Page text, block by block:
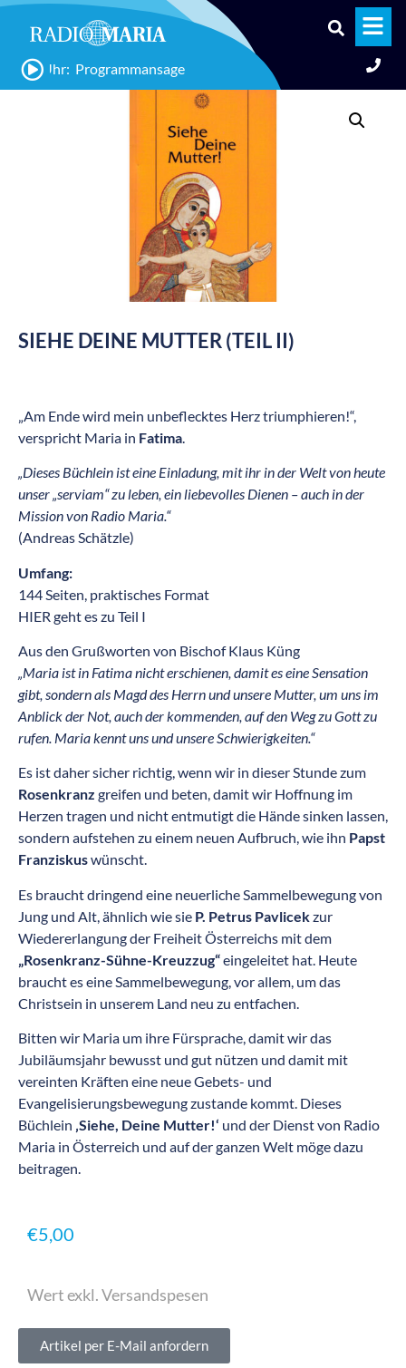
Uhr: Programmansage
SIEHE DEINE MUTTER (TEIL II)
„Am Ende wird mein unbeflecktes Herz triumphieren!“,
verspricht Maria in Fatima.
„Dieses Büchlein ist eine Einladung, mit ihr in der Welt von heute
unser „serviam“ zu leben, ein liebevolles Dienen – auch in der
Mission von Radio Maria.“
(Andreas Schätzle)
Umfang:
144 Seiten, praktisches Format
HIER geht es zu Teil I
Aus den Grußworten von Bischof Klaus Küng
„Maria ist in Fatima nicht erschienen, damit es eine Sensation
gibt, sondern als Magd des Herrn und unsere Mutter, um uns im
Anblick der Not, auch der kommenden, auf den Weg zu Gott zu
rufen. Maria kennt uns und unsere Schwierigkeiten.“
Es ist daher sicher richtig, wenn wir in dieser Stunde zum
Rosenkranz greifen und beten, damit wir Hoffnung im
Herzen tragen und nicht entmutigt die Hände sinken lassen,
sondern aufstehen zu einem neuen Aufbruch, wie ihn Papst
Franziskuswünscht.
Es braucht dringend eine neuerliche Sammelbewegung von
Jung und Alt, ähnlich wie sie P. Petrus Pavlicekzur
Wiedererlangung der Freiheit Österreichs mit dem
„Rosenkranz-Sühne-Kreuzzug“eingeleitet hat. Heute
braucht es eine Sammelbewegung, vor allem, um das
Christsein in unserem Land neu zu entfachen.
Bitten wir Maria um ihre Fürsprache, damit wir das
Jubiläumsjahr bewusst und gut nützen und damit mit
vereinten Kräften eine neue Gebets- und
Evangelisierungsbewegung zustande kommt. Dieses
Büchlein ‚Siehe, Deine Mutter!‘ und der Dienst von Radio
Maria in Österreich und auf der ganzen Welt möge dazu
beitragen.
€5,00
Wert exkl. Versandspesen
Artikel per E-Mail anfordern